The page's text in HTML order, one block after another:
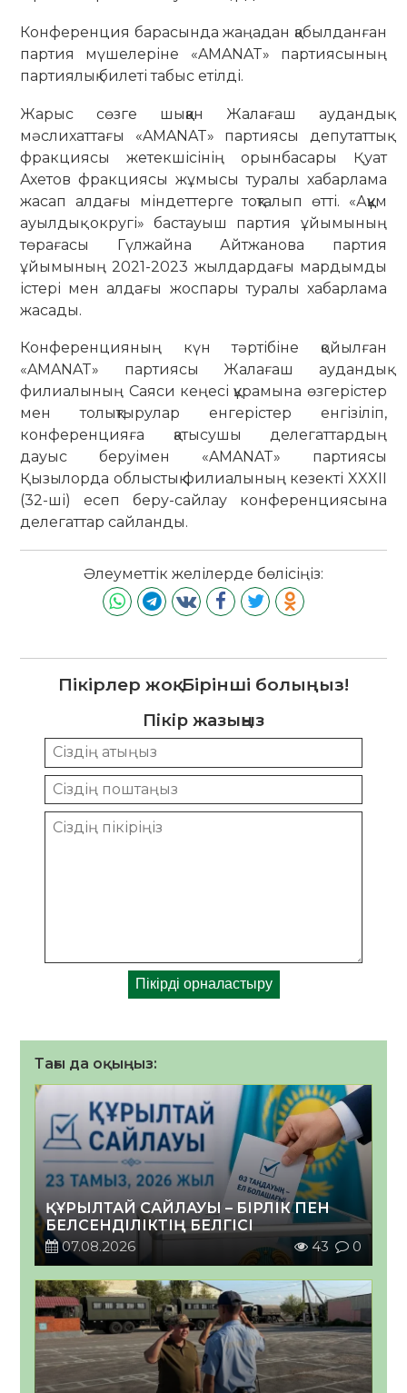
Конференция барасында жаңадан қабылданған
партия мүшелеріне «AMANAT» партиясының
партиялық билеті табыс етілді.
Жарыс сөзге шыққан Жалағаш аудандық
мәслихаттағы «AMANAT» партиясы депутаттық
фракциясы жетекшісінің орынбасары Қуат
Ахетов фракциясы жұмысы туралы хабарлама
жасап алдағы міндеттерге тоқталып өтті. «Аққұм
ауылдық округі» бастауыш партия ұйымының
төрағасы Гүлжайна Айтжанова партия
ұйымының 2021-2023 жылдардағы мардымды
істері мен алдағы жоспары туралы хабарлама
жасады.
Конференцияның күн тәртібіне қойылған
«AMANAT» партиясы Жалағаш аудандық
филиалының Саяси кеңесі құрамына өзгерістер
мен толықтырулар енгерістер енгізіліп,
конференцияға қатысушы делегаттардың
дауыс беруімен «AMANAT» партиясы
Қызылорда облыстық филиалының кезекті XXXII
(32-ші) есеп беру-сайлау конференциясына
делегаттар сайланды.
Әлеуметтік желілерде бөлісіңіз:
Пікірлер жоқ. Бірінші болыңыз!
Пікір жазыңыз
Тағы да оқыңыз:
ҚҰРЫЛТАЙ САЙЛАУЫ – БІРЛІК ПЕН
БЕЛСЕНДІЛІКТІҢ БЕЛГІСІ
07.08.2026
43 0